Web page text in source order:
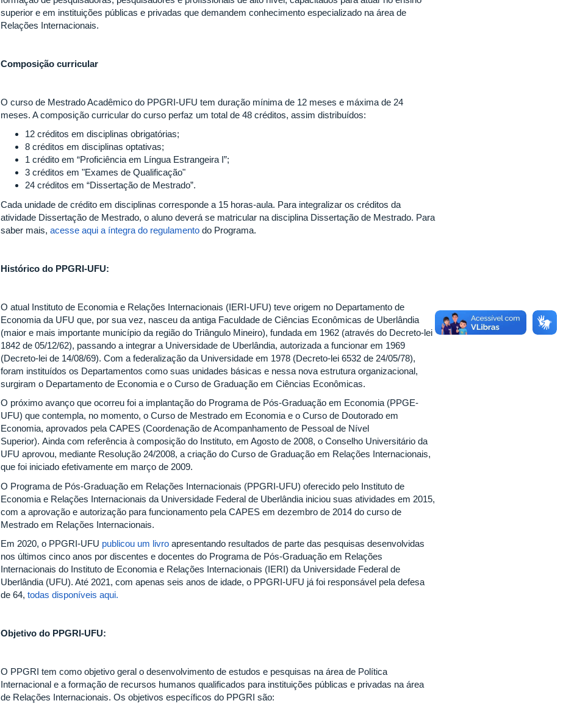
superior e em instituições públicas e privadas que demandem conhecimento especializado na área de
Relações Internacionais.
Composição curricular
O curso de Mestrado Acadêmico do PPGRI-UFU tem duração mínima de 12 meses e máxima de 24
meses. A composição curricular do curso perfaz um total de 48 créditos, assim distribuídos:
12 créditos em disciplinas obrigatórias;
8 créditos em disciplinas optativas;
1 crédito em “Proficiência em Língua Estrangeira I”;
3 créditos em "Exames de Qualificação"
24 créditos em “Dissertação de Mestrado”.
Cada unidade de crédito em disciplinas corresponde a 15 horas-aula. Para integralizar os créditos da
atividade Dissertação de Mestrado, o aluno deverá se matricular na disciplina Dissertação de Mestrado. Para
saber mais, acesse aqui a íntegra do regulamento do Programa.
Histórico do PPGRI-UFU:
O atual Instituto de Economia e Relações Internacionais (IERI-UFU) teve origem no Departamento de
Economia da UFU que, por sua vez, nasceu da antiga Faculdade de Ciências Econômicas de Uberlândia
(maior e mais importante município da região do Triângulo Mineiro), fundada em 1962 (através do Decreto-lei
1842 de 05/12/62), passando a integrar a Universidade de Uberlândia, autorizada a funcionar em 1969
(Decreto-lei de 14/08/69). Com a federalização da Universidade em 1978 (Decreto-lei 6532 de 24/05/78),
foram instituídos os Departamentos como suas unidades básicas e nessa nova estrutura organizacional,
surgiram o Departamento de Economia e o Curso de Graduação em Ciências Econômicas.
O próximo avanço que ocorreu foi a implantação do Programa de Pós-Graduação em Economia (PPGE-
UFU) que contempla, no momento, o Curso de Mestrado em Economia e o Curso de Doutorado em
Economia, aprovados pela CAPES (Coordenação de Acompanhamento de Pessoal de Nível
Superior). Ainda com referência à composição do Instituto, em Agosto de 2008, o Conselho Universitário da
UFU aprovou, mediante Resolução 24/2008, a criação do Curso de Graduação em Relações Internacionais,
que foi iniciado efetivamente em março de 2009.
O Programa de Pós-Graduação em Relações Internacionais (PPGRI-UFU) oferecido pelo Instituto de
Economia e Relações Internacionais da Universidade Federal de Uberlândia iniciou suas atividades em 2015,
com a aprovação e autorização para funcionamento pela CAPES em dezembro de 2014 do curso de
Mestrado em Relações Internacionais.
Em 2020, o PPGRI-UFU publicou um livro apresentando resultados de parte das pesquisas desenvolvidas
nos últimos cinco anos por discentes e docentes do Programa de Pós-Graduação em Relações
Internacionais do Instituto de Economia e Relações Internacionais (IERI) da Universidade Federal de
Uberlândia (UFU). Até 2021, com apenas seis anos de idade, o PPGRI-UFU já foi responsável pela defesa
de 64, todas disponíveis aqui.
Objetivo do PPGRI-UFU:
O PPGRI tem como objetivo geral o desenvolvimento de estudos e pesquisas na área de Política
Internacional e a formação de recursos humanos qualificados para instituições públicas e privadas na área
de Relações Internacionais. Os objetivos específicos do PPGRI são: